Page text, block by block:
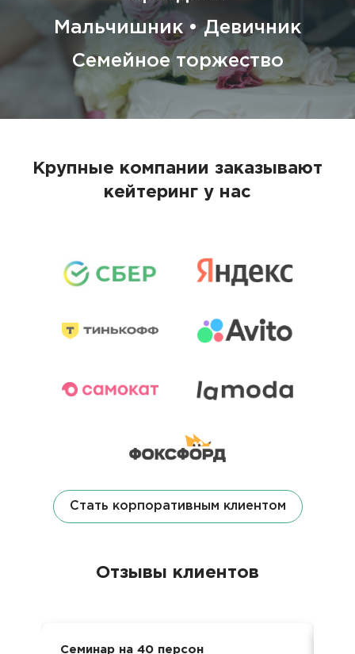
Мальчишник • Девичник
Семейное торжество
Крупные компании заказывают
кейтеринг у нас
Стать корпоративным клиентом
Отзывы клиентов
Семинар на 40 персон